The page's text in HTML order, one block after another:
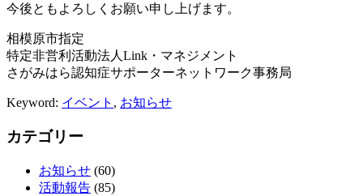
今後ともよろしくお願い申し上げます。
相模原市指定
特定非営利活動法人Link・マネジメント
さがみはら認知症サポーターネットワーク事務局
Keyword: イベント , お知らせ
カテゴリー
お知らせ (60)
活動報告 (85)